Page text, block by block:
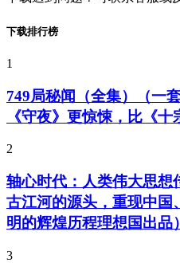
下载排行榜
1
749局秘闻（全集）（一
《守夜》更惊悚，比《十
2
轴心时代：人类伟大思想
古江河的源头，重现中国
明的辉煌历程理想国出品）
3